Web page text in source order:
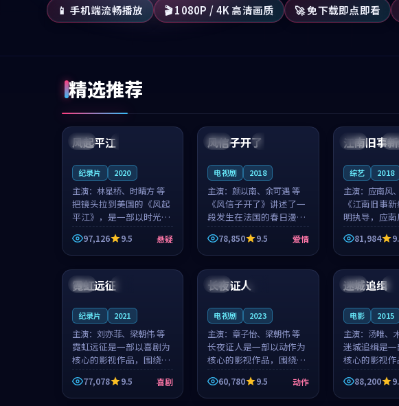
📱 手机端流畅播放 🎬 1080P / 4K 高清画质 🚀 免下载即点即看
精选推荐
美国
99:07
风起平江
纪录片 2020
主演： 林星桥、时晴方 等
把镜头拉到美国的《风起
平江》，是一部以时光记
忆为底色的悬疑作品。林
星桥和时晴方贡献了2020
年颇受关注的合作演出，
影片在情感层次与现实质
感之间游...
97,126 9.5 悬疑
法国 4K
99:21
风信子开了
电视剧 2018
主演：颜以南、余可遇 等
《风信子开了》讲述了一
段发生在法国的春日漫步
故事。颜以南饰演的主角
与余可遇的角色因一场意
外卷入更深的纠葛，爱情
元素贯穿始终，节奏稳健
而富有张力，...
78,850 9.5 爱情
日本 院
江南旧事
综艺 2018
主演： 应南风
《江南旧事
明执导，应
领衔主演，
上映的日本
片以邻里温
现一段从初
着真实情...
81,984
中国
88:38
霓虹远征
纪录片 2021
主演： 刘亦菲、梁朝伟 等
霓虹远征是一部以喜剧为
核心的影视作品，围绕危
机、反转与人物成长展
开，整体节奏紧凑，值得
推荐观看。
77,078 9.5 喜剧
中国
99:46
长夜证人
电视剧 2023
主演：章子怡、梁朝伟 等
长夜证人是一部以动作为
核心的影视作品，围绕危
机、反转与人物成长展
开，整体节奏紧凑，值得
推荐观看。
60,780 9.5 动作
日本
迷城追缉
电影 2015
主演： 汤唯、
迷城追缉是
核心的影视
机、反转与
开，整体节
推荐观看。
88,200